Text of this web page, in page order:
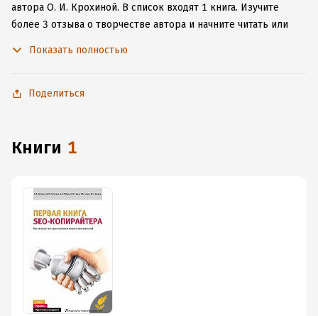
автора О. И. Крохиной. В список входят 1 книга. Изучите
более 3 отзыва о творчестве автора и начните читать или
без подключения к интернету.
Показать полностью
Поделиться
книги 1